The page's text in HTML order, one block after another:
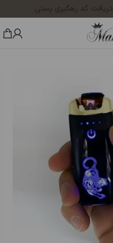
دریافت کد رهگیری پستی
×